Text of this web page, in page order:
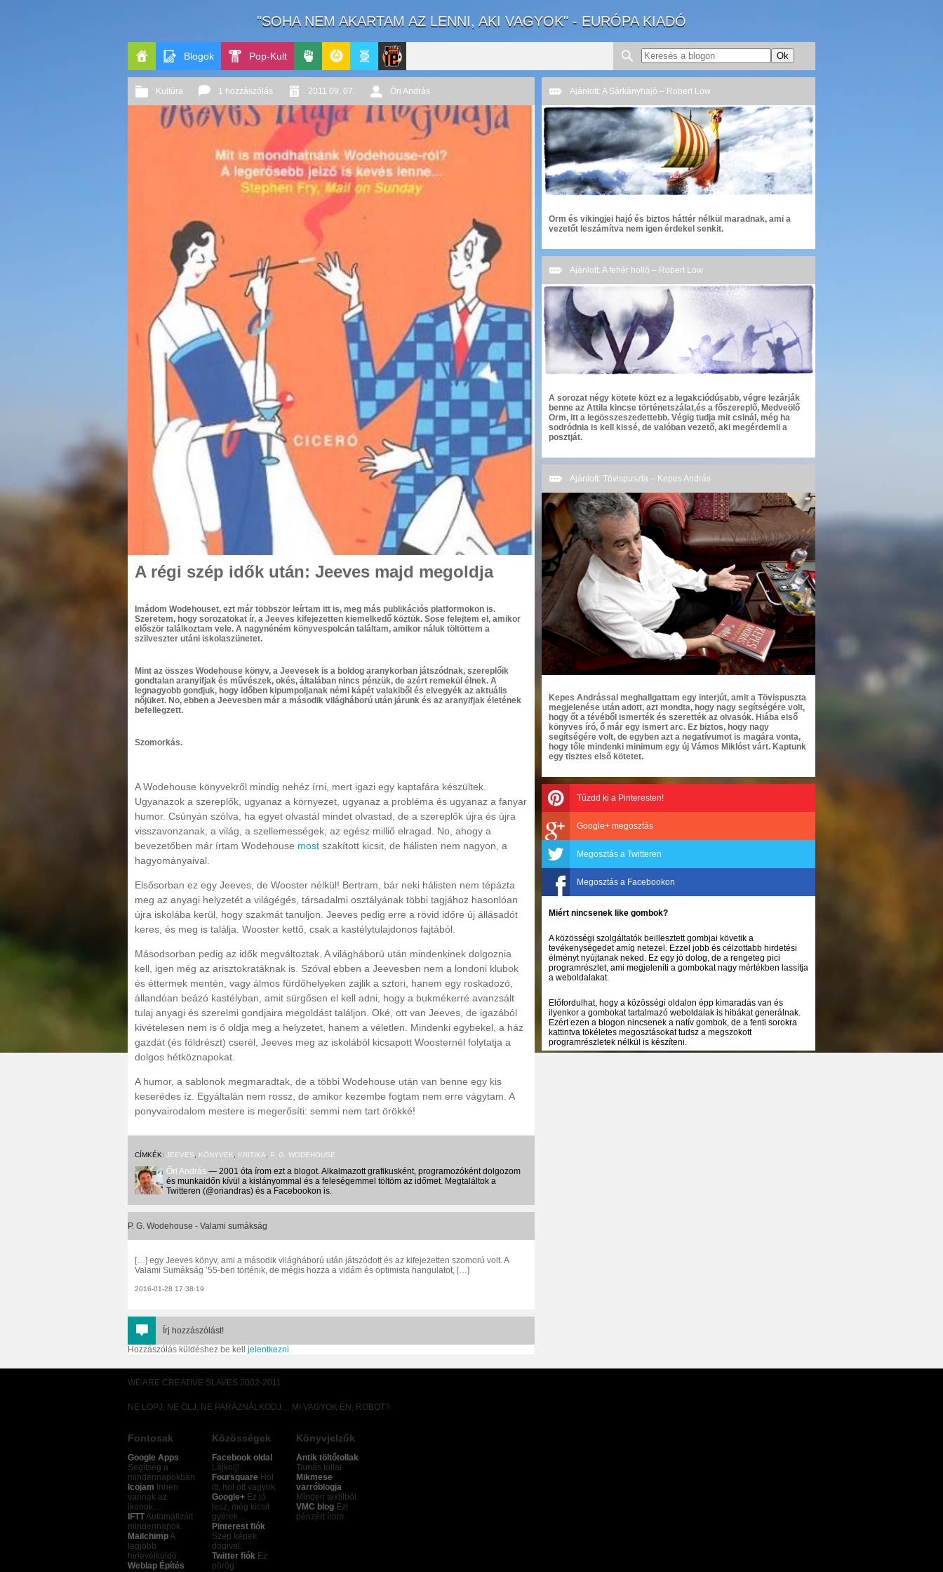
"SOHA NEM AKARTAM AZ LENNI, AKI VAGYOK" - EURÓPA KIADÓ
Főoldal
Blogok Pop-Kult
Politika ApablogLe
Patito
Kultúra 1 hozzászólás 2011 09. 07. Őri András
A régi szép idők után: Jeeves majd megoldja
Imádom Wodehouset, ezt már többször leírtam itt is, meg más publikációs platformokon is.
Szeretem, hogy sorozatokat ír, a Jeeves kifejezetten kiemelkedő köztük. Sose felejtem el, amikor
először találkoztam vele. A nagynéném könyvespolcán találtam, amikor náluk töltöttem a
szilveszter utáni iskolaszünetet.
Mint az összes Wodehouse könyv, a Jeevesek is a boldog aranykorban játszódnak, szereplőik
gondtalan aranyifjak és művészek, okés, általában nincs pénzük, de azért remekül élnek. A
legnagyobb gondjuk, hogy időben kipumpoljanak némi kápét valakiből és elvegyék az aktuális
nőjüket. No, ebben a Jeevesben már a második világháború után járunk és az aranyifjak életének
befellegzett.
Szomorkás.
A Wodehouse könyvekről mindig nehéz írni, mert igazi egy kaptafára készültek.
Ugyanazok a szereplők, ugyanaz a környezet, ugyanaz a probléma és ugyanaz a fanyar
humor. Csúnyán szólva, ha egyet olvastál mindet olvastad, de a szereplők újra és újra
visszavonzanak, a világ, a szellemességek, az egész milliő elragad. No, ahogy a
bevezetőben már írtam Wodehouse most szakított kicsit, de hálisten nem nagyon, a
hagyományaival.
Elsősorban ez egy Jeeves, de Wooster nélkül! Bertram, bár neki hálisten nem tépázta
meg az anyagi helyzetét a világégés, társadalmi osztályának többi tagjához hasonlóan
újra iskolába kerül, hogy szakmát tanuljon. Jeeves pedig erre a rövid időre új állásadót
keres, és meg is találja. Wooster kettő, csak a kastélytulajdonos fajtából.
Másodsorban pedig az idők megváltoztak. A világháború után mindenkinek dolgoznia
kell, igen még az arisztokratáknak is. Szóval ebben a Jeevesben nem a londoni klubok
és éttermek mentén, vagy álmos fürdőhelyeken zajlik a sztori, hanem egy roskadozó,
állandóan beázó kastélyban, amit sürgősen el kell adni, hogy a bukmékerré avanzsált
tulaj anyagi és szerelmi gondjaira megoldást találjon. Oké, ott van Jeeves, de igazából
kivételesen nem is ő oldja meg a helyzetet, hanem a véletlen. Mindenki egybekel, a ház
gazdát (és földrészt) cserél, Jeeves meg az iskolából kicsapott Woosternél folytatja a
dolgos hétköznapokat.
A humor, a sablonok megmaradtak, de a többi Wodehouse után van benne egy kis
keserédes íz. Egyáltalán nem rossz, de amikor kezembe fogtam nem erre vágytam. A
ponyvairodalom mestere is megerősíti: semmi nem tart örökké!
CÍMKÉK: JEEVES KÖNYVEK KRITIKA P. G. WODEHOUSE
Őri András — 2001 óta írom ezt a blogot. Alkalmazott grafikusként, programozóként dolgozom
és munkaidőn kívül a kislányommal és a feleségemmel töltöm az időmet. Megtaláltok a
Twitteren (@oriandras) és a Facebookon is.
P. G. Wodehouse - Valami sumákság
[…] egy Jeeves könyv, ami a második világháború után játszódott és az kifejezetten szomorú volt. A
Valami Sumákság ’55-ben történik, de mégis hozza a vidám és optimista hangulatot, […]
2016-01-28 17:38:19
Írj hozzászólást!
Hozzászólás küldéshez be kell jelentkezni
Ajánlott: A Sárkányhajó – Robert Low
Orm és vikingjei hajó és biztos háttér nélkül maradnak, ami a
vezetőt leszámítva nem igen érdekel senkit.
Ajánlott: A fehér holló – Robert Low
A sorozat négy kötete közt ez a legakciódúsabb, végre lezárják
benne az Attila kincse történetszálat,és a főszereplő, Medveölő
Orm, itt a legösszeszedettebb. Végig tudja mit csinál, még ha
sodródnia is kell kissé, de valóban vezető, aki megérdemli a
posztját.
Ajánlott: Tövispuszta – Kepes András
Kepes Andrással meghallgattam egy interjút, amit a Tövispuszta
megjelenése után adott, azt mondta, hogy nagy segítségére volt,
hogy őt a tévéből ismerték és szerették az olvasók. Hiába első
könyves író, ő már egy ismert arc. Ez biztos, hogy nagy
segítségére volt, de egyben azt a negatívumot is magára vonta,
hogy tőle mindenki minimum egy új Vámos Miklóst várt. Kaptunk
egy tisztes első kötetet.
Tűzdd ki a Pinteresten!
Google+ megosztás
Megosztás a Twitteren
Megosztás a Facebookon
Miért nincsenek like gombok?
A közösségi szolgáltatók beillesztett gombjai követik a
tevékenységedet amíg netezel. Ezzel jobb és célzottabb hirdetési
élményt nyújtanak neked. Ez egy jó dolog, de a rengeteg pici
programrészlet, ami megjeleníti a gombokat nagy mértékben lassítja
a weboldalakat.
Előfordulhat, hogy a közösségi oldalon épp kimaradás van és
ilyenkor a gombokat tartalmazó weboldalak is hibákat generálnak.
Ezért ezen a blogon nincsenek a natív gombok, de a fenti sorokra
kattintva tökéletes megosztásokat tudsz a megszokott
programrészletek nélkül is készíteni.
WE ARE CREATIVE SLAVES 2002-2011
NE LOPJ, NE ÖLJ, NE PARÁZNÁLKODJ… MI VAGYOK ÉN, ROBOT?
Fontosak
Google Apps
Segítség a
mindennapokban.
Icojam Innen
vannak az
ikonok…
IFTTAutomatizált
mindennapok.
MailchimpA
legjobb
hírlevélküldő.
Weblap Építés
Közösségek
Facebook oldal
Lájkolj!
Foursquare Hol
itt, hol ott vagyok.
Google+ Ez jó
lesz, még kicsit
gyerek…
Pinterest fiók
Szép képek
dögivel.
Twitter fiók Ez
pörög.
Könyvjelzők
Antik töltőtollak
Tamás tollai
Mikmese
varróblogja
Minden textilből.
VMC blog Ezt
pénzért írom.